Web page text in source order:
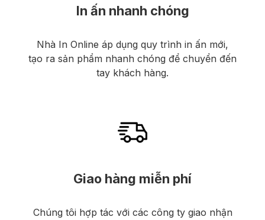
In ấn nhanh chóng
Nhà In Online áp dụng quy trình in ấn mới,
tạo ra sản phẩm nhanh chóng để chuyển đến
tay khách hàng.
Giao hàng miễn phí
Chúng tôi hợp tác với các công ty giao nhận